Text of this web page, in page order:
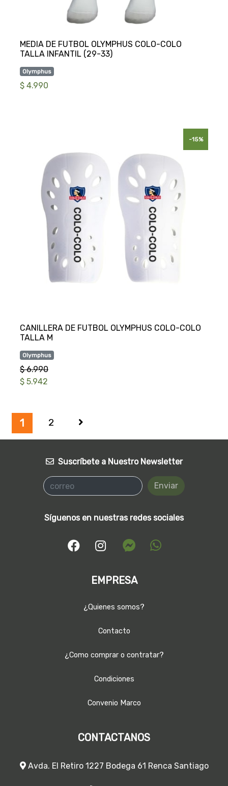
MEDIA DE FUTBOL OLYMPHUS COLO-COLO
Olymphus
$ 4.990
-15%
CANILLERA DE FUTBOL OLYMPHUS COLO-COLO
Olymphus
$ 6.990
$ 5.942
1 2
Suscríbete a Nuestro Newsletter
Enviar
Síguenos en nuestras redes sociales
EMPRESA
¿Quienes somos?
Contacto
¿Como comprar o contratar?
Condiciones
Convenio Marco
CONTACTANOS
Avda. El Retiro 1227 Bodega 61 Renca Santiago